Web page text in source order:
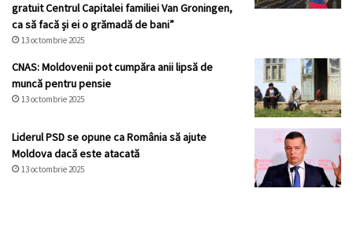
gratuit Centrul Capitalei familiei Van Groningen,
ca să facă și ei o grămadă de bani”
13 octombrie 2025
CNAS: Moldovenii pot cumpăra anii lipsă de
muncă pentru pensie
13 octombrie 2025
Liderul PSD se opune ca România să ajute
Moldova dacă este atacată
13 octombrie 2025